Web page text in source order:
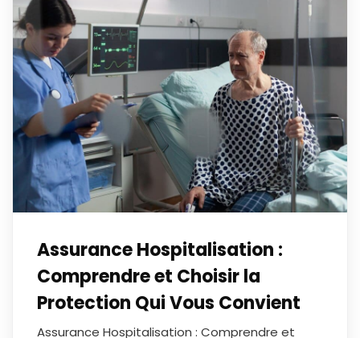
Assurance Hospitalisation :
Comprendre et Choisir la
Protection Qui Vous Convient
Assurance Hospitalisation : Comprendre et